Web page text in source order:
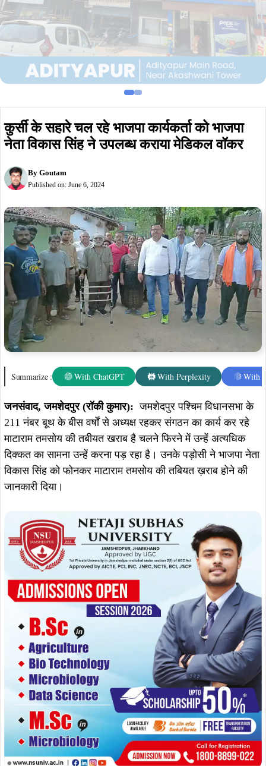
कुर्सी के सहारे चल रहे भाजपा कार्यकर्ता को भाजपा
नेता विकास सिंह ने उपलब्ध कराया मेडिकल वॉकर
By Goutam
Published on: June 6, 2024
Summarize : With ChatGPT With Perplexity With
जनसंवाद, जमशेदपुर (रॉकी कुमार): जमशेदपुर पश्चिम विधानसभा के
211 नंबर बूथ के बीस वर्षों से अध्यक्ष रहकर संगठन का कार्य कर रहे
माटाराम तमसोय की तबीयत खराब है चलने फिरने में उन्हें अत्यधिक
दिक्कत का सामना उन्हें करना पड़ रहा है। उनके पड़ोसी ने भाजपा नेता
विकास सिंह को फोनकर माटाराम तमसोय की तबियत ख़राब होने की
जानकारी दिया।